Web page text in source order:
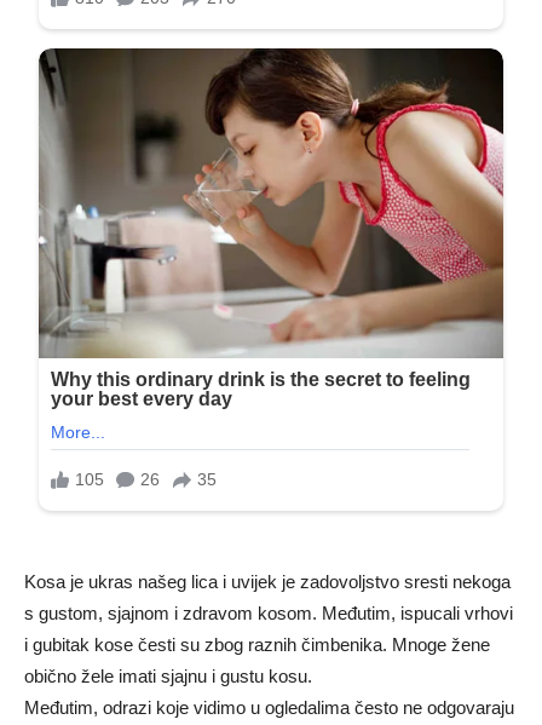
Kosa je ukras našeg lica i uvijek je zadovoljstvo sresti nekoga
s gustom, sjajnom i zdravom kosom. Međutim, ispucali vrhovi
i gubitak kose česti su zbog raznih čimbenika. Mnoge žene
obično žele imati sjajnu i gustu kosu.
Međutim, odrazi koje vidimo u ogledalima često ne odgovaraju